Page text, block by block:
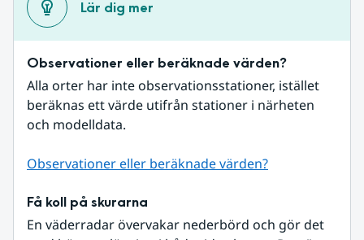
Lär dig mer
Observationer eller beräknade värden?
Alla orter har inte observationsstationer, istället
beräknas ett värde utifrån stationer i närheten
och modelldata.
Observationer eller beräknade värden?
Få koll på skurarna
En väderradar övervakar nederbörd och gör det